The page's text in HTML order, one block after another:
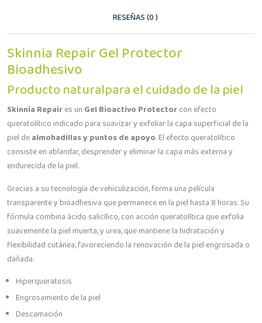
RESEÑAS (0 )
Skinnia Repair Gel Protector
Bioadhesivo
Producto naturalpara el cuidado de la piel
Skinnia Repaires un Gel Bioactivo Protectorcon efecto
queratolítico indicado para suavizar y exfoliar la capa superficial de la
piel dealmohadillas y puntos de apoyo. El efecto queratolítico
consiste en ablandar, desprender y eliminar la capa más externa y
endurecida de la piel.
Gracias a su tecnología de vehiculización, forma una película
transparente y bioadhesiva que permanece en la piel hasta 8 horas. Su
fórmula combina ácido salicílico, con acción queratolítica que exfolia
suavemente la piel muerta, y urea, que mantiene la hidratación y
flexibilidad cutánea, favoreciendo la renovación de la piel engrosada o
dañada.
Hiperqueratosis
Engrosamiento de la piel
Descamación